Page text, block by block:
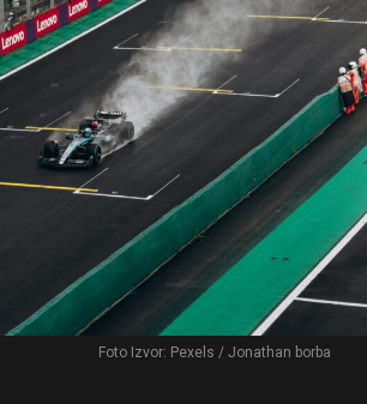
Foto Izvor: Pexels / Jonathan borba